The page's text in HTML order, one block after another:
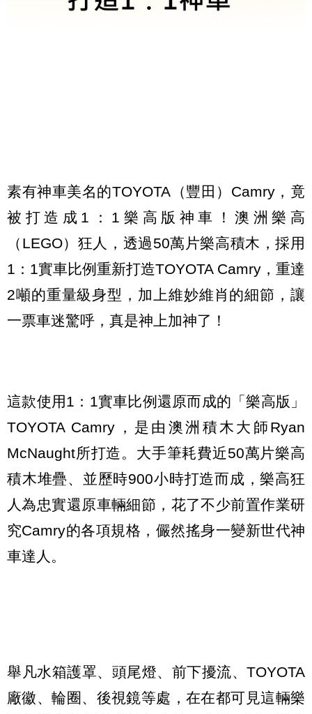
素有神車美名的TOYOTA（豐田）Camry，竟
被打造成1：1樂高版神車！澳洲樂高
（LEGO）狂人，透過50萬片樂高積木，採用
1：1實車比例重新打造TOYOTA Camry，重達
2噸的重量級身型，加上維妙維肖的細節，讓
一票車迷驚呼，真是神上加神了！
這款使用1：1實車比例還原而成的「樂高版」
TOYOTA Camry，是由澳洲積木大師Ryan
McNaught所打造。大手筆耗費近50萬片樂高
積木堆疊、並歷時900小時打造而成，樂高狂
人為忠實還原車輛細節，花了不少前置作業研
究Camry的各項規格，儼然搖身一變新世代神
車達人。
舉凡水箱護罩、頭尾燈、前下擾流、TOYOTA
廠徽、輪圈、後視鏡等處，在在都可見這輛樂